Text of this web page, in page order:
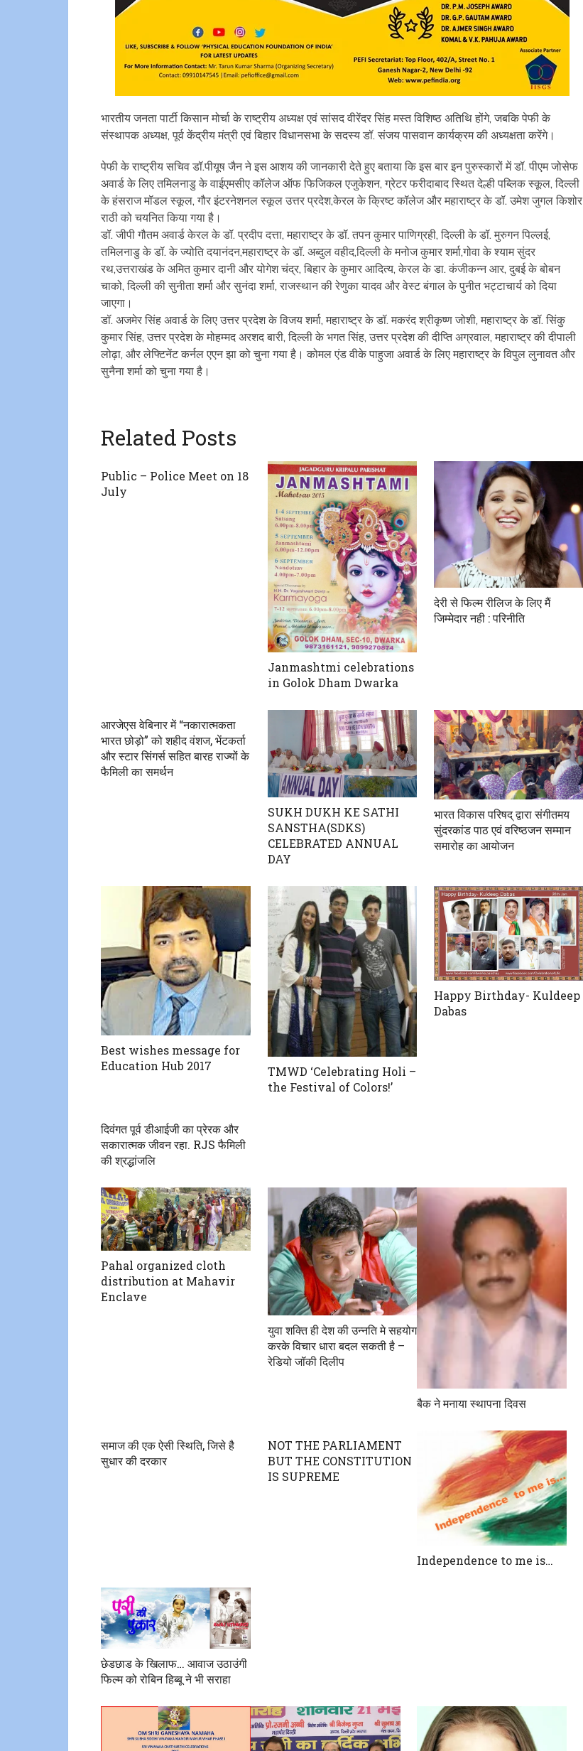
भारतीय जनता पार्टी किसान मोर्चा के राष्ट्रीय अध्यक्ष एवं सांसद वीरेंदर सिंह मस्त विशिष्ठ अतिथि होंगे, जबकि पेफी के
संस्थापक अध्यक्ष, पूर्व केंद्रीय मंत्री एवं बिहार विधानसभा के सदस्य डॉ. संजय पासवान कार्यक्रम की अध्यक्षता करेंगे।
पेफी के राष्ट्रीय सचिव डॉ.पीयूष जैन ने इस आशय की जानकारी देते हुए बताया कि इस बार इन पुरुस्कारों में डॉ. पीएम जोसेफ
अवार्ड के लिए तमिलनाडु के वाईएमसीए कॉलेज ऑफ फिजिकल एजुकेशन, ग्रेटर फरीदाबाद स्थित देल्ही पब्लिक स्कूल, दिल्ली
के हंसराज मॉडल स्कूल, गौर इंटरनेशनल स्कूल उत्तर प्रदेश,केरल के क्रिष्ट कॉलेज और महाराष्ट्र के डॉ. उमेश जुगल किशोर
राठी को चयनित किया गया है।
डॉ. जीपी गौतम अवार्ड केरल के डॉ. प्रदीप दत्ता, महाराष्ट्र के डॉ. तपन कुमार पाणिग्रही, दिल्ली के डॉ. मुरुगन पिल्लई,
तमिलनाडु के डॉ. के ज्योति दयानंदन,महाराष्ट्र के डॉ. अब्दुल वहीद,दिल्ली के मनोज कुमार शर्मा,गोवा के श्याम सुंदर
रथ,उत्तराखंड के अमित कुमार दानी और योगेश चंद्र, बिहार के कुमार आदित्य, केरल के डा. कंजीकन्न आर, दुबई के बोबन
चाको, दिल्ली की सुनीता शर्मा और सुनंदा शर्मा, राजस्थान की रेणुका यादव और वेस्ट बंगाल के पुनीत भट्टाचार्य को दिया
जाएगा।
डॉ. अजमेर सिंह अवार्ड के लिए उत्तर प्रदेश के विजय शर्मा, महाराष्ट्र के डॉ. मकरंद श्रीकृष्ण जोशी, महाराष्ट्र के डॉ. सिंकु
कुमार सिंह, उत्तर प्रदेश के मोहम्मद अरशद बारी, दिल्ली के भगत सिंह, उत्तर प्रदेश की दीप्ति अग्रवाल, महाराष्ट्र की दीपाली
लोढ़ा, और लेफ्टिनेंट कर्नल एएन झा को चुना गया है। कोमल एंड वीके पाहुजा अवार्ड के लिए महाराष्ट्र के विपुल लुनावत और
सुनैना शर्मा को चुना गया है।
Related Posts
Public – Police Meet on 18
July
Janmashtmi celebrations
in Golok Dham Dwarka
देरी से फिल्म रीलिज के लिए मैं
जिम्मेदार नही : परिनीति
आरजेएस वेबिनार में “नकारात्मकता
भारत छोड़ो” को शहीद वंशज, भेंटकर्ता
और स्टार सिंगर्स सहित बारह राज्यों के
फैमिली का समर्थन
SUKH DUKH KE SATHI
SANSTHA(SDKS)
CELEBRATED ANNUAL
DAY
भारत विकास परिषद् द्वारा संगीतमय
सुंदरकांड पाठ एवं वरिष्ठजन सम्मान
समारोह का आयोजन
Best wishes message for
Education Hub 2017
TMWD ‘Celebrating Holi –
the Festival of Colors!’
Happy Birthday- Kuldeep
Dabas
दिवंगत पूर्व डीआईजी का प्रेरक और
सकारात्मक जीवन रहा. RJS फैमिली
की श्रद्धांजलि
Pahal organized cloth
distribution at Mahavir
Enclave
युवा शक्ति ही देश की उन्नति मे सहयोग
करके विचार धारा बदल सकती है –
रेडियो जॉकी दिलीप
बैक ने मनाया स्थापना दिवस
समाज की एक ऐसी स्थिति, जिसे है
सुधार की दरकार
NOT THE PARLIAMENT
BUT THE CONSTITUTION
IS SUPREME
Independence to me is…
छेडछाड के खिलाफ… आवाज उठाउंगी
फिल्म को रोबिन हिब्बू ने भी सराहा